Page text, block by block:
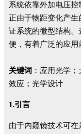
系统依靠外加电压
正由于物距变化产
证系统的微型结构
便，有着广泛的应用
关键词 ：应用光学
效应；光学设计
1.引言
由于内窥镜技术可